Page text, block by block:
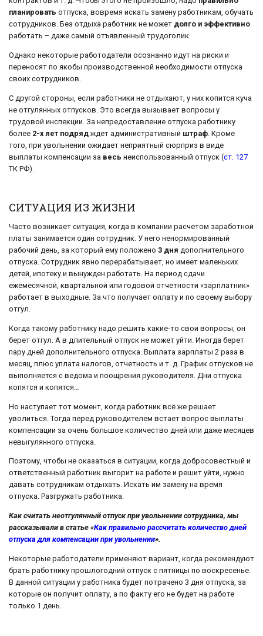
планировать отпуска, вовремя искать замену работникам, обучать
сотрудников. Без отдыха работник не может долго и эффективно
работать – даже самый отъявленный трудоголик.
Однако некоторые работодатели осознанно идут на риски и
переносят по якобы производственной необходимости отпуска
своих сотрудников.
С другой стороны, если работники не отдыхают, у них копится куча
не отгулянных отпусков. Это всегда вызывает вопросы у
трудовой инспекции. За непредоставление отпуска работнику
более 2-х лет подряд ждет административный штраф. Кроме
того, при увольнении ожидает неприятный сюрприз в виде
выплаты компенсации за весь неиспользованный отпуск (ст. 127
ТК РФ).
СИТУАЦИЯ ИЗ ЖИЗНИ
Часто возникает ситуация, когда в компании расчетом заработной
платы занимается один сотрудник. У него ненормированный
рабочий день, за который ему положено 3 дня дополнительного
отпуска. Сотрудник явно перерабатывает, но имеет маленьких
детей, ипотеку и вынужден работать. На период сдачи
ежемесячной, квартальной или годовой отчетности «зарплатник»
работает в выходные. За что получает оплату и по своему выбору
отгул.
Когда такому работнику надо решить какие-то свои вопросы, он
берет отгул. А в длительный отпуск не может уйти. Иногда берет
пару дней дополнительного отпуска. Выплата зарплаты 2 раза в
месяц, плюс уплата налогов, отчетность и т. д. График отпусков не
выполняется с ведома и поощрения руководителя. Дни отпуска
копятся и копятся…
Но наступает тот момент, когда работник всё же решает
уволиться. Тогда перед руководителем встает вопрос выплаты
компенсации за очень большое количество дней или даже месяцев
невыгулянного отпуска.
Поэтому, чтобы не оказаться в ситуации, когда добросовестный и
ответственный работник выгорит на работе и решит уйти, нужно
давать сотрудникам отдыхать. Искать им замену на время
отпуска. Разгружать работника.
Как считать неотгулянный отпуск при увольнении сотрудника, мы
рассказывали в статье «Как правильно рассчитать количество дней
отпуска для компенсации при увольнении».
Некоторые работодатели применяют вариант, когда рекомендуют
брать работнику прошлогодний отпуск с пятницы по воскресенье.
В данной ситуации у работника будет потрачено 3 дня отпуска, за
которые он получит оплату, а по факту его не будет на работе
только 1 день.